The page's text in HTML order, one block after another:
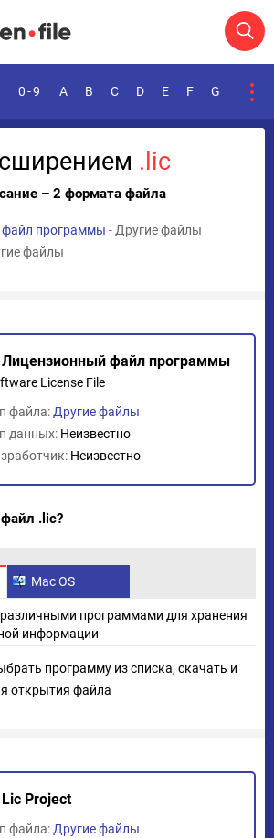
0-9 A B C D E F G
.lic
– 2 формата файла
программы - Другие файлы
файлы
Лицензионный файл программы
License File
файла: Другие файлы
данных: Неизвестно
Неизвестно
.lic?
Mac OS
различными программами для хранения
информации
программу из списка, скачать и
открытия файла
Project
файла: Другие файлы